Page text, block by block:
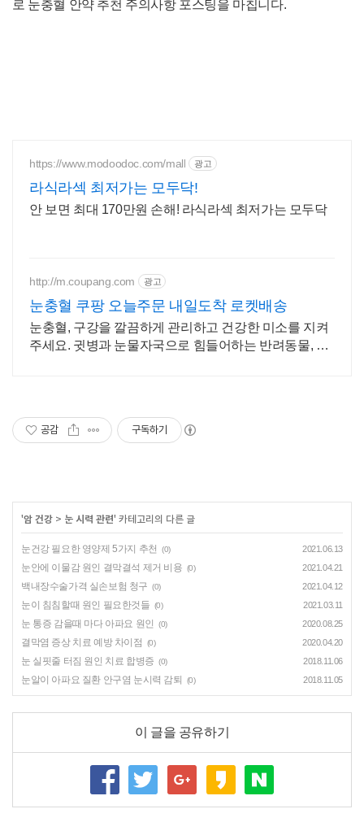
로 눈충혈 안약 추천 주의사항 포스팅을 마칩니다.
https://www.modoodoc.com/mall 광고
라식라섹 최저가는 모두닥!
안 보면 최대 170만원 손해! 라식라섹 최저가는 모두닥
http://m.coupang.com 광고
눈충혈 쿠팡 오늘주문 내일도착 로켓배송
눈충혈, 구강을 깔끔하게 관리하고 건강한 미소를 지켜
주세요. 귓병과 눈물자국으로 힘들어하는 반려동물, 쿠
공감 구독하기
'암 건강 > 눈 시력 관련' 카테고리의 다른 글
눈건강 필요한 영양제 5가지 추천 (0) 2021.06.13
눈안에 이물감 원인 결막결석 제거 비용 (0) 2021.04.21
백내장수술가격 실손보험 청구 (0) 2021.04.12
눈이 침침할때 원인 필요한것들 (0) 2021.03.11
눈 통증 감을때 마다 아파요 원인 (0) 2020.08.25
결막염 증상 치료 예방 차이점 (0) 2020.04.20
눈 실핏줄 터짐 원인 치료 합병증 (0) 2018.11.06
눈알이 아파요 질환 안구염 눈시력 감퇴 (0) 2018.11.05
이 글을 공유하기